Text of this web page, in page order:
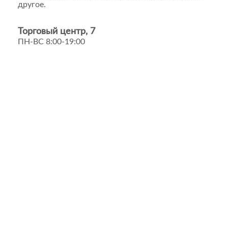
другое.
Торговый центр, 7
ПН-ВС 8:00-19:00